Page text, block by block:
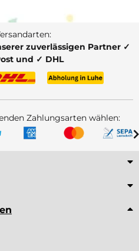
zuverlässigen Partner ✓
und ✓ DHL
Zahlungsarten wählen: